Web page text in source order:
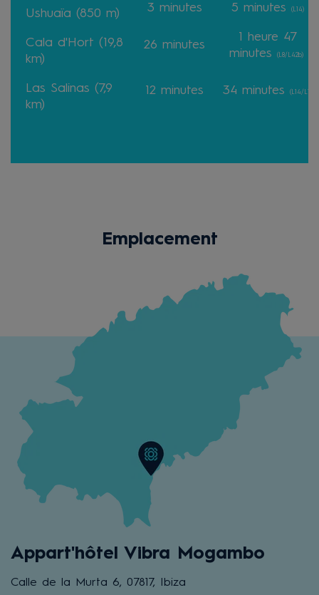
Ushuaïa (850 m) 3 minutes 5 minutes (L14)
Cala d'Hort (19,8
km)
26 minutes
1 heure 47
minutes
(L8/L42b)
Las Salinas (7,9
km)
12 minutes 34 minutes (L14/L11)
Emplacement
Appart'hôtel Vibra Mogambo
Calle de la Murta 6, 07817, Ibiza